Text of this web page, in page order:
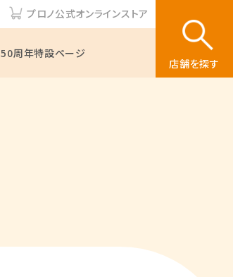
プロノ公式オンラインストア
50周年特設ページ
店舗を探す